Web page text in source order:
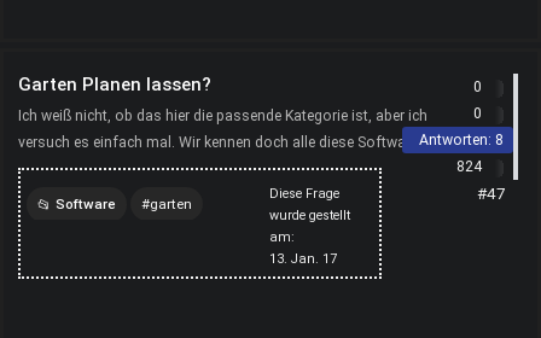
Garten Planen lassen?
Ich weiß nicht, ob das hier die passende Kategorie ist, aber ich
versuch es einfach mal. Wir kennen doch alle diese Software,
mit der sich eine Küche etc. planen lässt. D...
Diese Frage
wurde gestellt
am:
13. Jan. 17
Software garten
0
0
Antworten: 8
824
#47